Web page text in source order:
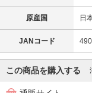
原産国 日
JANコード
この商品を購入する